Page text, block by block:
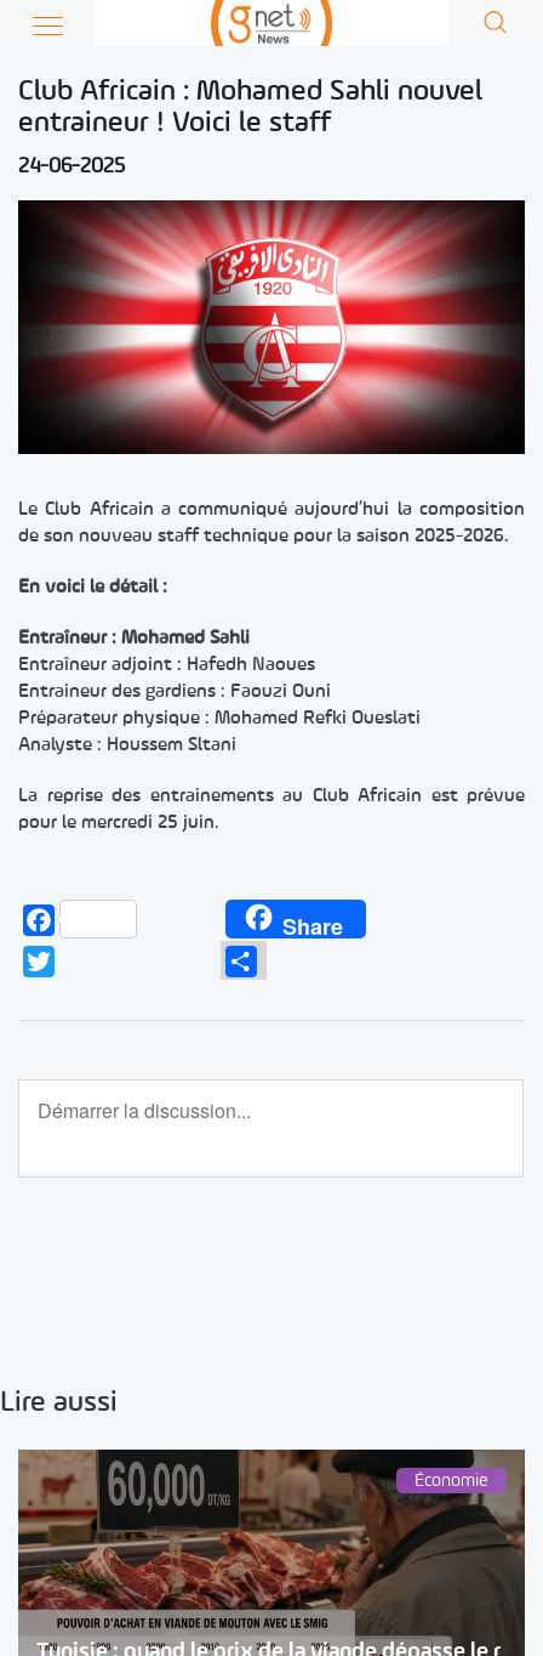
Club Africain : Mohamed Sahli nouvel
entraineur ! Voici le staff
24-06-2025
Le Club Africain a communiqué aujourd’hui la composition
de son nouveau staff technique pour la saison 2025-2026.
En voici le détail :
Entraîneur : Mohamed Sahli
Entraîneur adjoint : Hafedh Naoues
Entraineur des gardiens : Faouzi Ouni
Préparateur physique : Mohamed Refki Oueslati
Analyste : Houssem Sltani
La reprise des entrainements au Club Africain est prévue
pour le mercredi 25 juin.
Facebook Share
Lire aussi
Économie
Tunisie : quand le prix de la viande dépasse le r